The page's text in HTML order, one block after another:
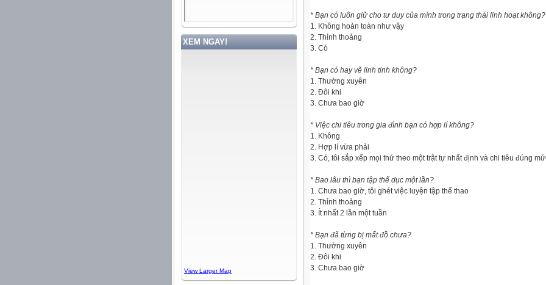
XEM NGAY!
View Larger Map
* Bạn có luôn giữ cho tư duy của mình trong trạng thái linh hoạt không?
1. Không hoàn toàn như vậy
2. Thỉnh thoảng
3. Có
* Bạn có hay vẽ linh tinh không?
1. Thường xuyên
2. Đôi khi
3. Chưa bao giờ
* Việc chi tiêu trong gia đình bạn có hợp lí không?
1. Không
2. Hợp lí vừa phải
3. Có, tôi sắp xếp mọi thứ theo một trật tự nhất định và chi tiêu đúng
* Bao lâu thì bạn tập thể dục một lần?
1. Chưa bao giờ, tôi ghét việc luyện tập thể thao
2. Thỉnh thoảng
3. Ít nhất 2 lần một tuần
* Bạn đã từng bị mất đồ chưa?
1. Thường xuyên
2. Đôi khi
3. Chưa bao giờ